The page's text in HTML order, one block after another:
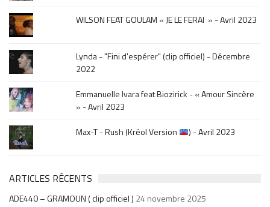
WILSON FEAT GOULAM « JE LE FERAI » - Avril 2023
Lynda - "Fini d'espérer" (clip officiel) - Décembre
2022
Emmanuelle Ivara feat Biozirick - « Amour Sincère
» - Avril 2023
Max-T - Rush (Kréol Version
) - Avril 2023
ARTICLES RÉCENTS
ADE440 – GRAMOUN ( clip officiel ) 24 novembre 2025